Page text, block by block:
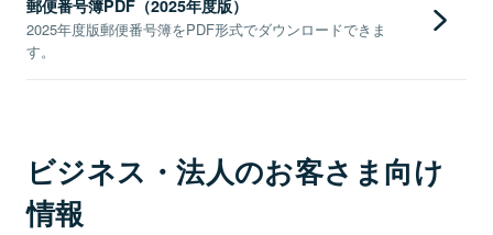
郵便番号簿PDF（2025年度版）
2025年度版郵便番号簿をPDF形式でダウンロードできま
す。
ビジネス・法人のお客さま向け
情報